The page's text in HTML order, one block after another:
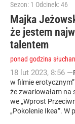
Sezon: 1 Odcinek: 46
Majka
że jestem
talentem
ponad godzina
18 lut 2023, 8:56 —
w filmie
że zwariowałam na
we „Wprost
„Pokolenie Ikea”. W